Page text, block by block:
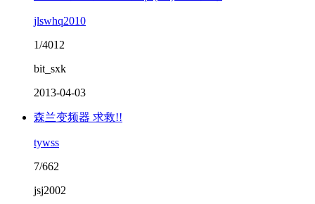
jlswhq2010
1/4012
bit_sxk
2013-04-03
森兰变频器 求救!!
tywss
7/662
jsj2002